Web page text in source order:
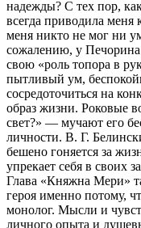
надежды? С тех пор,
всегда приводила меня
меня никто не мог ни
сожалению, у Печорина
свою «роль топора в
пытливый ум,
сосредоточиться на
образ жизни. Роковые
свет?» — мучают его
личности. В. Г.
бешено гоняется за
упрекает себя в своих
Глава «Княжна Мери»
героя именно потому,
монолог. Мысли и
личного опыта и